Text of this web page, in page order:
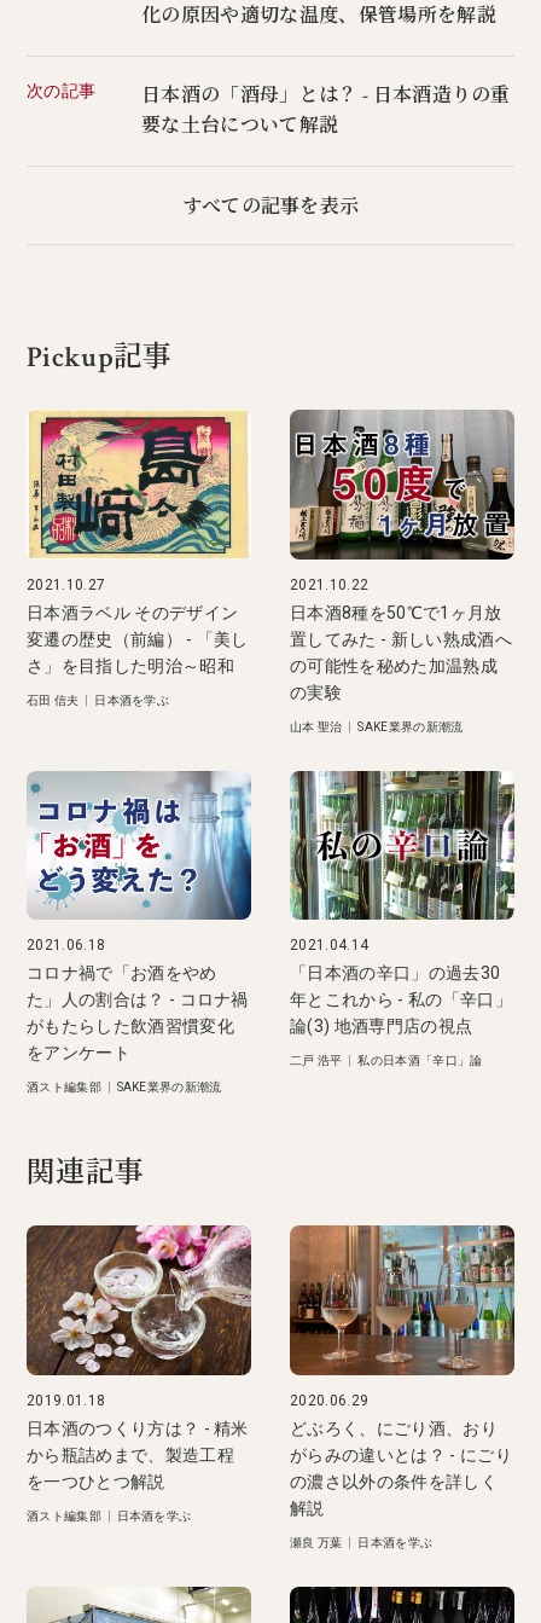
化の原因や適切な温度、保管場所を解説
次の記事
日本酒の「酒母」とは？ - 日本酒造りの重
要な土台について解説
すべての記事を表示
Pickup記事
2021.10.27
日本酒ラベル そのデザイン
変遷の歴史（前編） - 「美し
さ」を目指した明治～昭和
石田 信夫 日本酒を学ぶ
2021.10.22
日本酒8種を50℃で1ヶ月放
置してみた - 新しい熟成酒へ
の可能性を秘めた加温熟成
の実験
山本 聖治 |SAKE業界の新潮流
2021.06.18
コロナ禍で「お酒をやめ
た」人の割合は？ - コロナ禍
がもたらした飲酒習慣変化
をアンケート
酒スト編集部| SAKE業界の新潮流
2021.04.14
「日本酒の辛口」の過去30
年とこれから - 私の「辛口」
論(3) 地酒専門店の視点
二戸 浩平 |私の日本酒「辛口」論
関連記事
2019.01.18
日本酒のつくり方は？ - 精米
から瓶詰めまで、製造工程
を一つひとつ解説
酒スト編集部| 日本酒を学ぶ
2020.06.29
どぶろく、にごり酒、おり
がらみの違いとは？ - にごり
の濃さ以外の条件を詳しく
解説
瀬良 万葉 日本酒を学ぶ